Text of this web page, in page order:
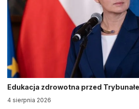
Edukacja zdrowotna przed
4 sierpnia 2026